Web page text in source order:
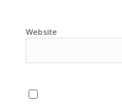
Website